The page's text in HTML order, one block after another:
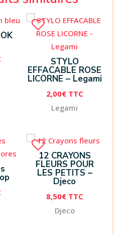
STYLO
EFFACABLE ROSE
LICORNE – Legami
2,00€ TTC
Legami
12 CRAYONS
FLEURS POUR
LES PETITS –
Djeco
8,50€ TTC
Djeco